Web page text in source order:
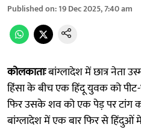
Published on:19 Dec 2025, 7:40 am
कोलकाताःबांग्लादेश में छात्र नेता
हिंसा के बीच एक हिंदू युवक को
फिर उसके शव को एक पेड़ पर टांग
बांग्लादेश में एक बार फिर से हिंदुओं